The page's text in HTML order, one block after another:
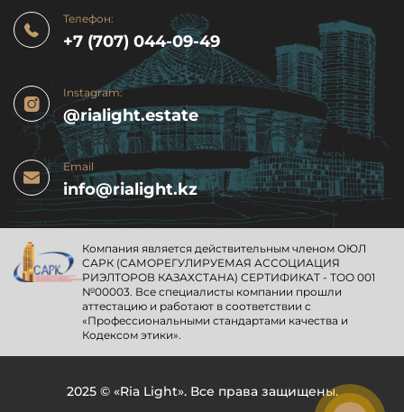
Телефон:
+7 (707) 044-09-49
Instagram:
@rialight.estate
Email
info@rialight.kz
Компания является действительным членом ОЮЛ
CАРК (САМОРЕГУЛИРУЕМАЯ АССОЦИАЦИЯ
РИЭЛТОРОВ КАЗАХСТАНА) СЕРТИФИКАТ - ТОО 001
№00003. Все специалисты компании прошли
аттестацию и работают в соответствии с
«Профессиональными стандартами качества и
Кодексом этики».
2025 © «Ria Light». Все права защищены.